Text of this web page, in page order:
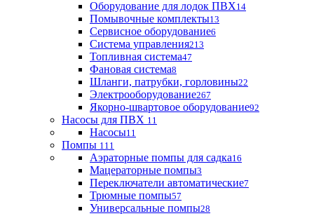
Оборудование для лодок ПВХ14
Помывочные комплекты13
Сервисное оборудование6
Система управления213
Топливная система47
Фановая система8
Шланги, патрубки, горловины22
Электрооборудование267
Якорно-швартовое оборудование92
Насосы для ПВХ 11
Насосы11
Помпы 111
Аэраторные помпы для садка16
Мацераторные помпы3
Переключатели автоматические7
Трюмные помпы57
Универсальные помпы28